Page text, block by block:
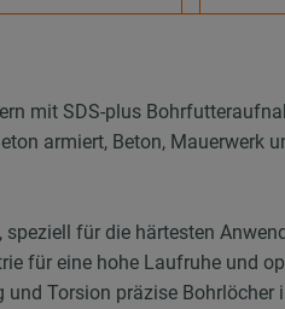
mit SDS-plus
armiert, Beton, Mauerwerk
für die härtesten
für eine hohe Laufruhe und
Torsion präzise Bohrlöcher